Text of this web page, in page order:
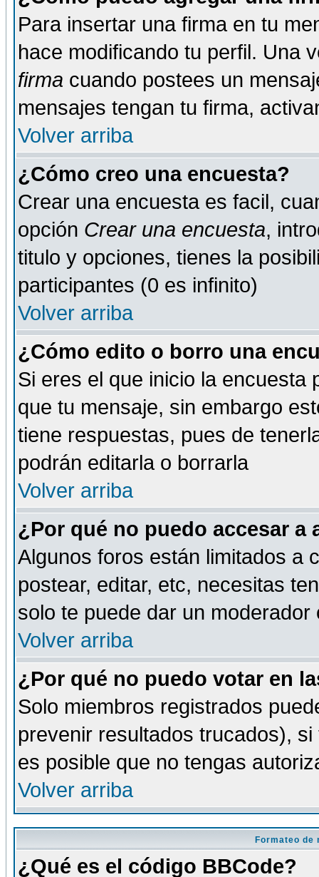
Para insertar una firma en tu
hace modificando tu perfil. Una
firma cuando postees un
mensajes tengan tu firma,
Volver arriba
¿Cómo creo una encuesta?
Crear una encuesta es facil,
opción Crear una encuesta,
titulo y opciones, tienes la
participantes (0 es infinito)
Volver arriba
¿Cómo edito o borro una
Si eres el que inicio la encuesta
que tu mensaje, sin embargo
tiene respuestas, pues de
podrán editarla o borrarla
Volver arriba
¿Por qué no puedo accesar a
Algunos foros están limitados a
postear, editar, etc, necesitas
solo te puede dar un
Volver arriba
¿Por qué no puedo votar en
Solo miembros registrados
prevenir resultados trucados),
es posible que no tengas
Volver arriba
Formateo de
¿Qué es el código BBCode?